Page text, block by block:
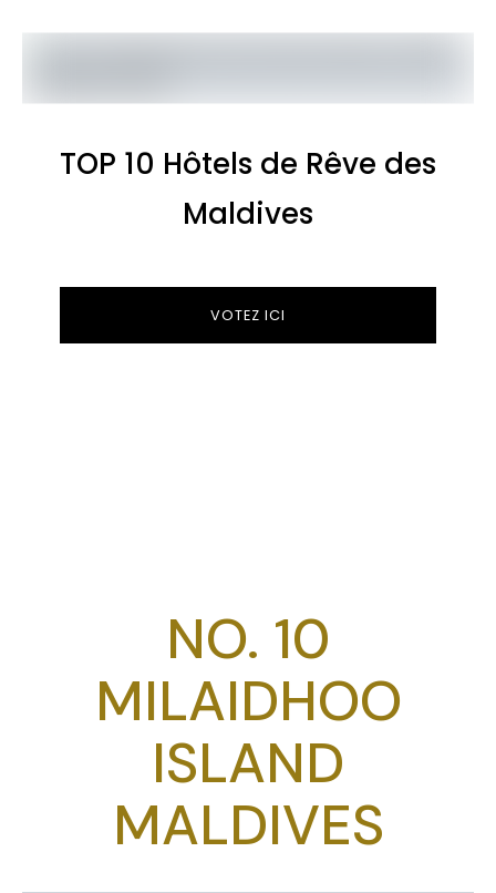
TOP 10 Hôtels de Rêve des
Maldives
VOTEZ ICI
NO. 10
MILAIDHOO
ISLAND
MALDIVES